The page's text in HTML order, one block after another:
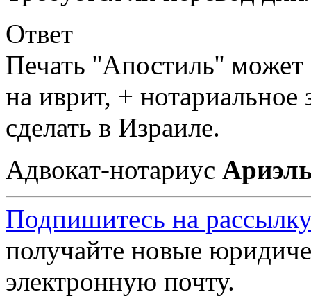
Ответ
Печать ''Апостиль'' может
на иврит, + нотариальное
сделать в Израиле.
Адвокат-нотариус
Подпишитесь на
получайте новые
электронную почту.